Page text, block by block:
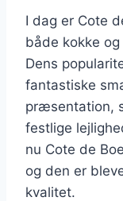
I dag er Cote
både kokke
Dens
fantastiske
præsentation,
festlige
nu Cote de
og den er
kvalitet.